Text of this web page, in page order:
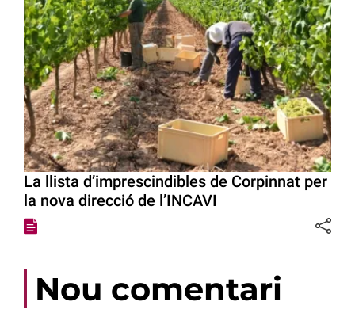
La llista d’imprescindibles de Corpinnat per
la nova direcció de l’INCAVI
Nou comentari